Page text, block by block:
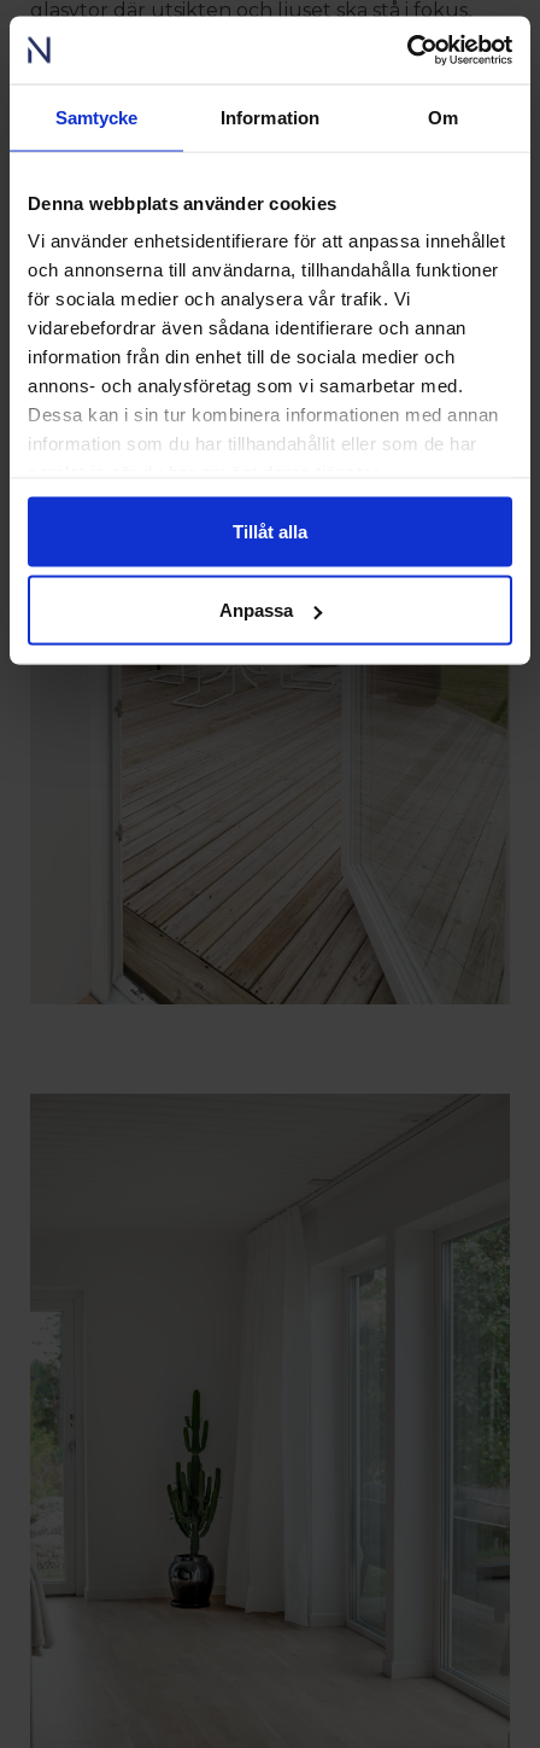
Samtycke Information Om
Denna webbplats använder cookies
Vi använder enhetsidentifierare för att anpassa innehållet
och annonserna till användarna, tillhandahålla funktioner
för sociala medier och analysera vår trafik. Vi
vidarebefordrar även sådana identifierare och annan
information från din enhet till de sociala medier och
annons- och analysföretag som vi samarbetar med.
Dessa kan i sin tur kombinera informationen med annan
information som du har tillhandahållit eller som de har
Tillåt alla
Anpassa
glasytor där utsikten och ljuset ska stå i fokus,
och mindre fönster där rummet kräver mer lugn,
som gör att fönsterlösningarna känns
fått det ljus det behöver för att lyftas fram på
bästa sätt.